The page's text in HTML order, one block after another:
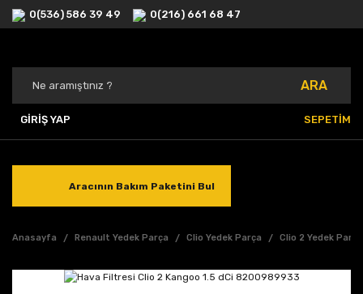
0(536) 586 39 49 0(216) 661 68 47
ARA
GİRİŞ YAP SEPETİM
Aracının Bakım Paketini Bul
Anasayfa Renault Yedek Parça Clio Yedek Parça Clio 2 Yedek